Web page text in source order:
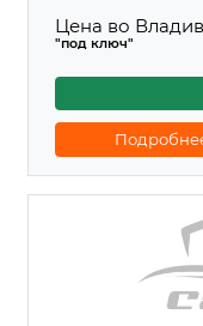
Цена во
"под ключ"